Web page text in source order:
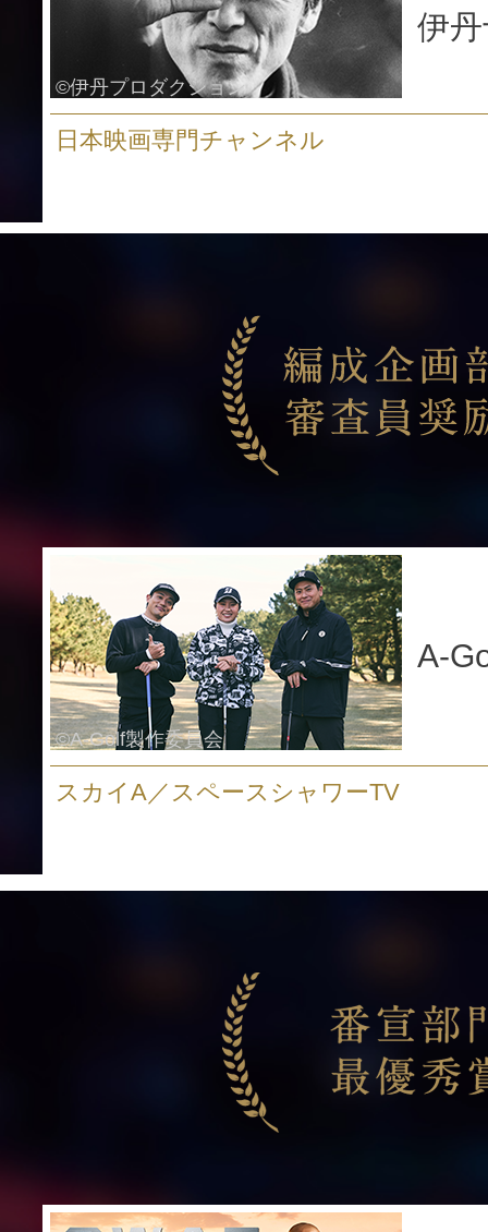
©伊丹プロダクション
伊
日本映画専門チャンネル
©A-Golf製作委員会
A-
スカイA／スペースシャワーTV